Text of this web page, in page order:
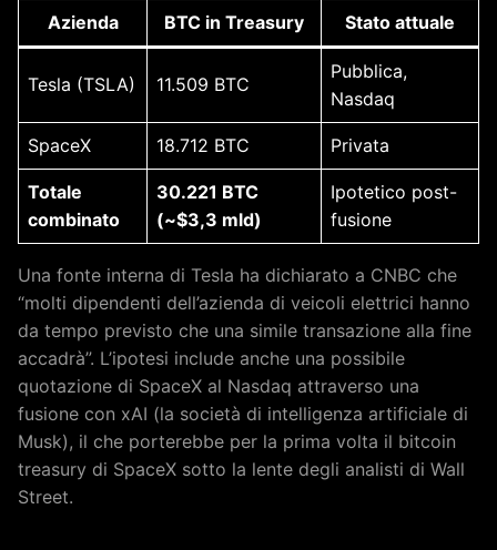
Azienda BTC in Treasury Stato attuale
Tesla (TSLA) 11.509 BTC
Pubblica,
Nasdaq
SpaceX 18.712 BTC Privata
Totale
combinato
30.221 BTC
(~$3,3 mld)
Ipotetico post-
fusione
Una fonte interna di Tesla ha dichiarato a CNBC che
“molti dipendenti dell’azienda di veicoli elettrici hanno
da tempo previsto che una simile transazione alla fine
accadrà”. L’ipotesi include anche una possibile
quotazione di SpaceX al Nasdaq attraverso una
fusione con xAI (la società di intelligenza artificiale di
Musk), il che porterebbe per la prima volta il bitcoin
treasury di SpaceX sotto la lente degli analisti di Wall
Street.